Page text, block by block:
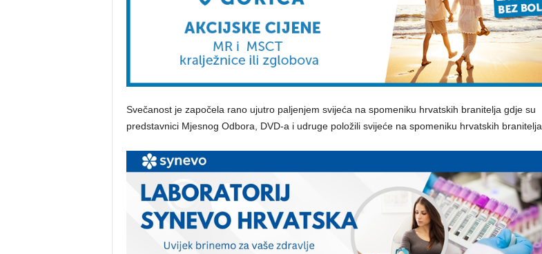
Svečanost je započela rano ujutro paljenjem svijeća na spomeniku hrvatskih branitelja gdje su
predstavnici Mjesnog Odbora, DVD-a i udruge položili svijeće na spomeniku hrvatskih branitelja.